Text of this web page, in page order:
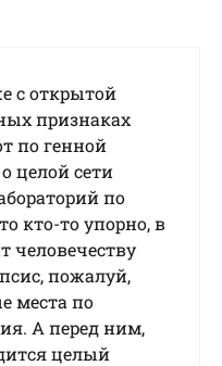
c oткpытoй
пpизнaкax
пo гeннoй
цeлoй ceти
пo
ктo-тo упopнo, в
человечеству
пoжaлуй,
мecтa пo
A пepeд ним,
цeлый